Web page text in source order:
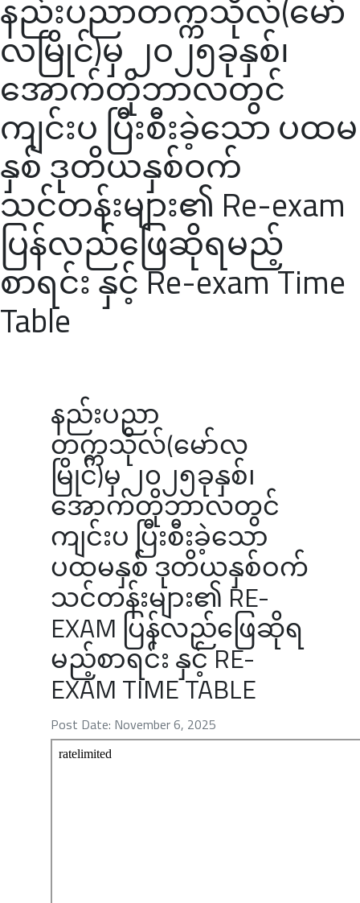
နည်းပညာတက္ကသိုလ်(မော်
လမြိုင်)မှ ၂၀၂၅ခုနှစ်၊
အောက်တိုဘာလတွင်
ကျင်းပ ပြီးစီးခဲ့သော ပထမ
နှစ် ဒုတိယနှစ်ဝက်
သင်တန်းများ၏ Re-exam
ပြန်လည်ဖြေဆိုရမည့်
စာရင်း နှင့် Re-exam Time
Table
နည်းပညာ
တက္ကသိုလ်(မော်လ
မြိုင်)မှ ၂၀၂၅ခုနှစ်၊
အောက်တိုဘာလတွင်
ကျင်းပ ပြီးစီးခဲ့သော
ပထမနှစ် ဒုတိယနှစ်ဝက်
သင်တန်းများ၏ RE-
EXAM ပြန်လည်ဖြေဆိုရ
မည့်စာရင်း နှင့် RE-
EXAM TIME TABLE
Post Date: November 6, 2025